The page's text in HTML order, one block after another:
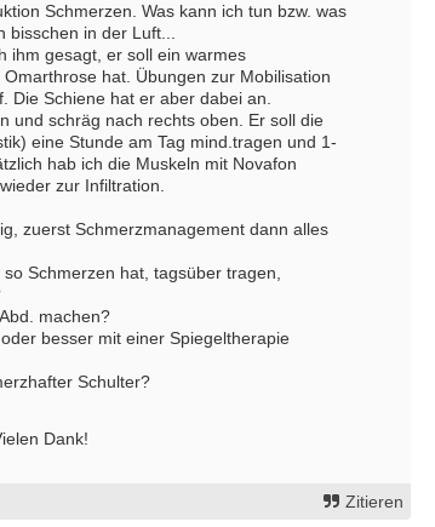
Schmerzen. Was kann ich tun bzw. was
in der Luft...
ihm gesagt, er soll ein warmes
hat. Übungen zur Mobilisation
Die Schiene hat er aber dabei an.
und schräg nach rechts oben. Er soll die
eine Stunde am Tag mind.tragen und 1-
hab ich die Muskeln mit Novafon
zur Infiltration.
zuerst Schmerzmanagement dann alles
Schmerzen hat, tagsüber tragen,
machen?
besser mit einer Spiegeltherapie
Schulter?
Dank!
Zitieren